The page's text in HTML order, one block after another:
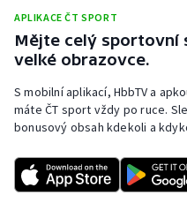
APLIKACE ČT SPORT
Mějte celý sportovní
velké obrazovce.
S mobilní aplikací, HbbTV a
máte ČT sport vždy po ruce.
bonusový obsah kdekoli a